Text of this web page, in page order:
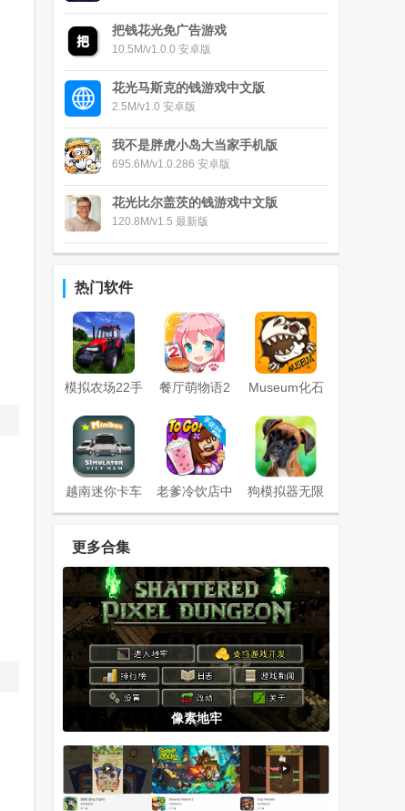
把钱花光免广告游戏
10.5M/v1.0.0 安卓版
花光马斯克的钱游戏中文版
2.5M/v1.0 安卓版
我不是胖虎小岛大当家手机版
695.6M/v1.0.286 安卓版
花光比尔盖茨的钱游戏中文版
120.8M/v1.5 最新版
热门软件
模拟农场22手
游(Farming
Sim 22)
餐厅萌物语2
手游
Museum化石
博物馆
越南迷你卡车
模拟器手游
(Minibus
Simulator
Vietnam)
老爹冷饮店中
文无限金币版
狗模拟器无限
金币
伐木大亨3D版
手游
我的小鲨鱼移
植版正版
侏罗纪马蒙特
模拟器无限金
币版
战斗的命运骰
子冒险游戏
办公室大乱斗
免广告版
安魂曲计划最
新版本
潜水员戴夫全
闲置小偷大师
幸福家里蹲的
更多合集
像素地牢